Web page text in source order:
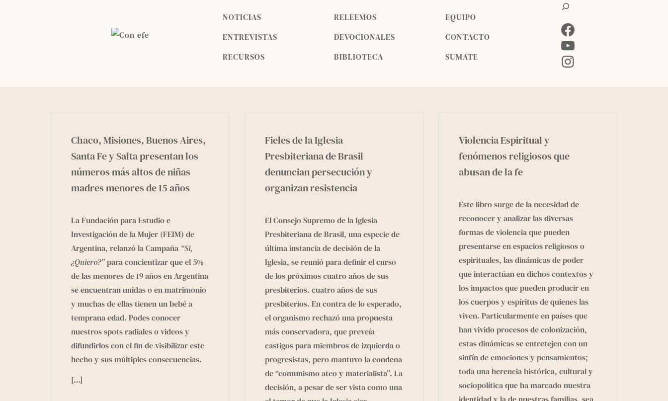
NOTICIAS
ENTREVISTAS
RECURSOS
RELEEMOS
DEVOCIONALES
BIBLIOTECA
EQUIPO
CONTACTO
SUMATE
t
a
Chaco, Misiones, Buenos Aires,
Santa Fe y Salta presentan los
números más altos de niñas
madres menores de 15 años
LaFundación para Estudio e
Investigación de la Mujer (FEIM) de
Argentina, relanzó la Campaña “Si,
¿Quiero?”para concientizar que el 5%
de las menores de 19 años en Argentina
se encuentran unidas o en matrimonio
y muchas de ellas tienen un bebé a
temprana edad. Podes conocer
nuestrosspots radialesovideosy
difundirlos con el fin de visibilizar este
hecho y sus múltiples consecuencias.
[…]
Fieles de la Iglesia
Presbiteriana de Brasil
denuncian persecución y
organizan resistencia
El Consejo Supremo de la Iglesia
Presbiteriana de Brasil, una especie de
última instancia de decisión de la
Iglesia, se reunió para definir el curso
de los próximos cuatro años de sus
presbiterios. cuatro años de sus
presbiterios. En contra de lo esperado,
el organismo rechazó una propuesta
más conservadora, que preveía
castigos para miembros de izquierda o
progresistas, pero mantuvo la condena
de “comunismo ateo y materialista”. La
decisión, a pesar de ser vista como una
Violencia Espiritual y
fenómenos religiosos que
abusan de la fe
Este libro surge de la necesidad de
reconocer y analizar las diversas
formas de violencia que pueden
presentarse en espacios religiosos o
espirituales, las dinámicas de poder
que interactúan en dichos contextos y
los impactos que pueden producir en
los cuerpos y espíritus de quienes las
viven. Particularmente en países que
han vivido procesos de colonización,
estas dinámicas se entretejen con un
sinfín de emociones y pensamientos;
toda una herencia histórica, cultural y
sociopolítica que ha marcado nuestra